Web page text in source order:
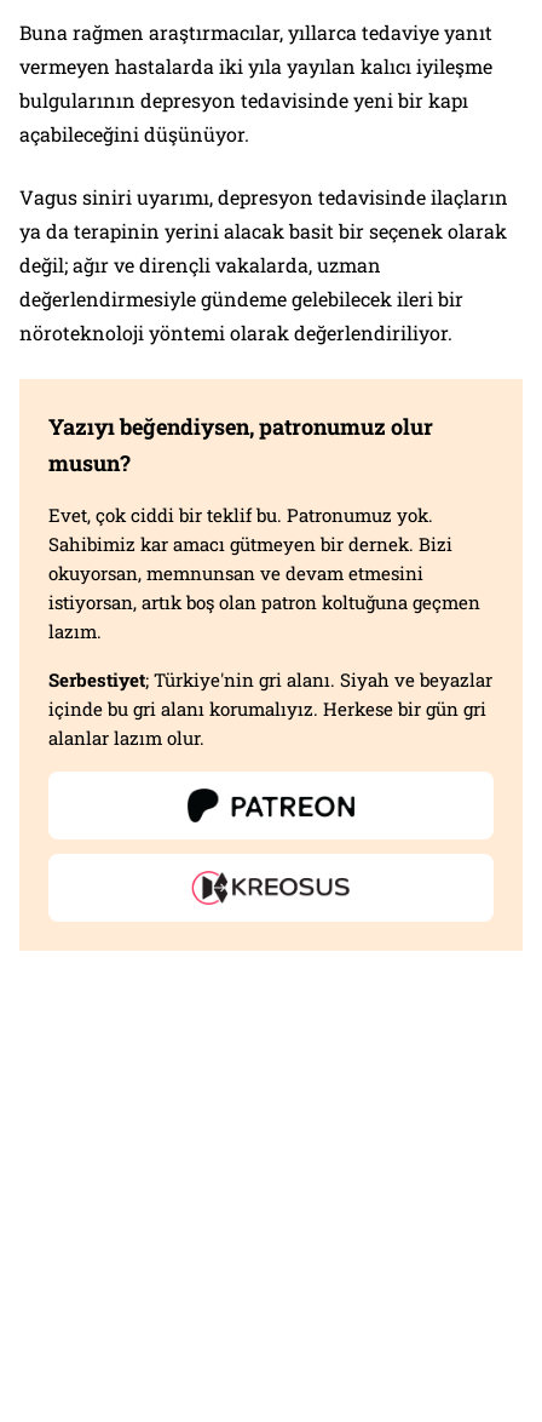
Buna rağmen araştırmacılar, yıllarca tedaviye yanıt
vermeyen hastalarda iki yıla yayılan kalıcı iyileşme
bulgularının depresyon tedavisinde yeni bir kapı
açabileceğini düşünüyor.
Vagus siniri uyarımı, depresyon tedavisinde ilaçların
ya da terapinin yerini alacak basit bir seçenek olarak
değil; ağır ve dirençli vakalarda, uzman
değerlendirmesiyle gündeme gelebilecek ileri bir
nöroteknoloji yöntemi olarak değerlendiriliyor.
Yazıyı beğendiysen, patronumuz olur
musun?
Evet, çok ciddi bir teklif bu. Patronumuz yok.
Sahibimiz kar amacı gütmeyen bir dernek. Bizi
okuyorsan, memnunsan ve devam etmesini
istiyorsan, artık boş olan patron koltuğuna geçmen
lazım.
Serbestiyet; Türkiye'nin gri alanı. Siyah ve beyazlar
içinde bu gri alanı korumalıyız. Herkese bir gün gri
alanlar lazım olur.